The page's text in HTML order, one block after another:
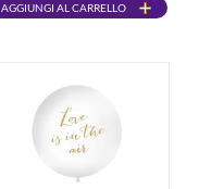
AGGIUNGI AL CARRELLO